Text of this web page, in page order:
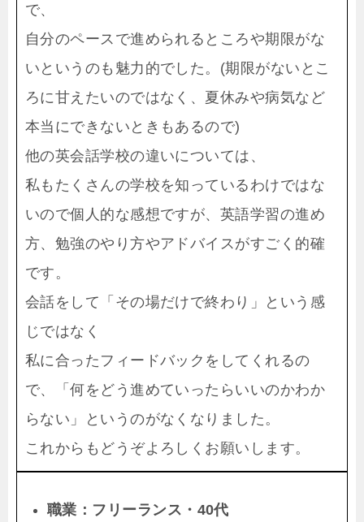
で、
自分のペースで進められるところや期限がな
いというのも魅力的でした。(期限がないとこ
ろに甘えたいのではなく、夏休みや病気など
本当にできないときもあるので)
他の英会話学校の違いについては、
私もたくさんの学校を知っているわけではな
いので個人的な感想ですが、英語学習の進め
方、勉強のやり方やアドバイスがすごく的確
です。
会話をして「その場だけで終わり」という感
じではなく
私に合ったフィードバックをしてくれるの
で、「何をどう進めていったらいいのかわか
らない」というのがなくなりました。
これからもどうぞよろしくお願いします。
職業：フリーランス・ 40代